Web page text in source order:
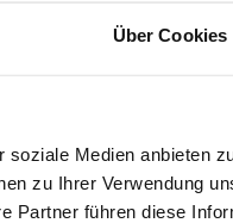
Über Cookies
Medien anbieten
zu Ihrer Verwendung
Partner führen diese